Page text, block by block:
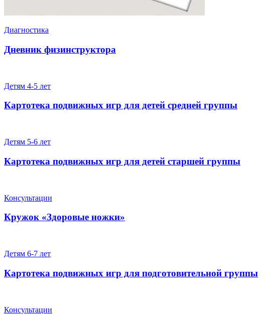
Диагностика
Дневник физинструктора
Детям 4-5 лет
Картотека подвижных игр для детей средней группы
Детям 5-6 лет
Картотека подвижных игр для детей старшей группы
Консультации
Кружок «Здоровые ножки»
Детям 6-7 лет
Картотека подвижных игр для подготовительной группы
Консультации